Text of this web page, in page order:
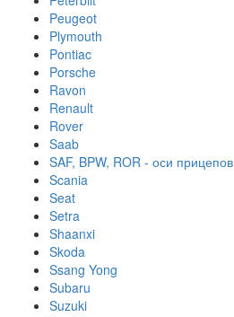
Peugeot
Plymouth
Pontiac
Porsche
Ravon
Renault
Rover
Saab
SAF, BPW, ROR - оси прицепов
Scania
Seat
Setra
Shaanxi
Skoda
Ssang Yong
Subaru
Suzuki